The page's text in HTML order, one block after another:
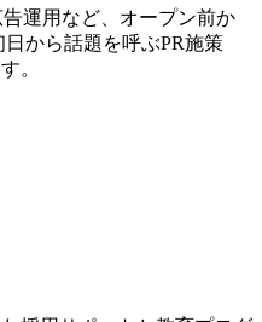
運用など、オープン前か
から話題を呼ぶPR施策
。